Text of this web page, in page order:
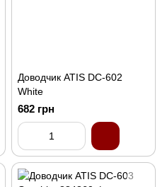
Доводчик ATIS DC-602
White
682 грн